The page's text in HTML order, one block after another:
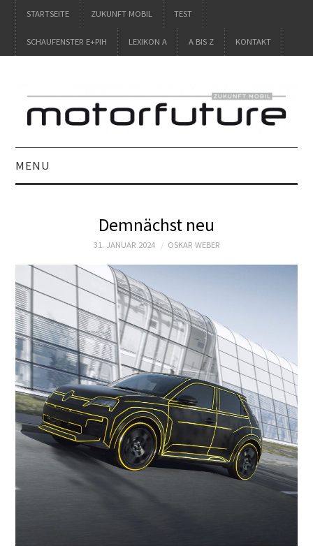
STARTSEITE ZUKUNFT MOBIL TEST
SCHAUFENSTER E+PIH LEXIKON A A BIS Z KONTAKT
MENU
ZUKUNFT MOBIL
TEST
SCHAUFENSTER
E+PIH
LEXIKON A
A BIS Z
KONTAKT
Demnächst neu
31. JANUAR 2024 OSKAR WEBER